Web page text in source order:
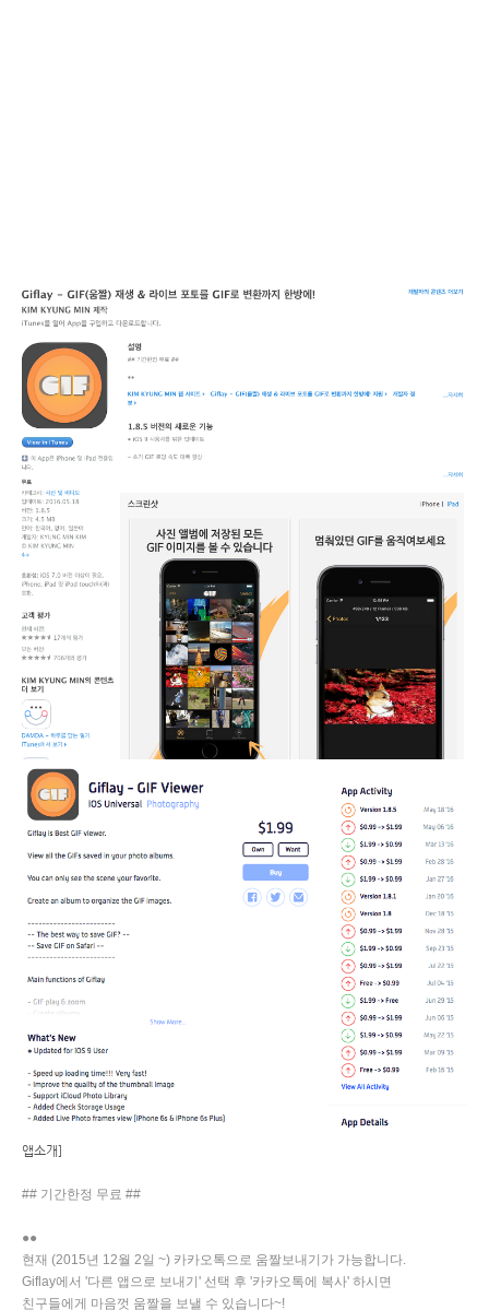
앱소개]
## 기간한정 무료 ##
●●
현재 (2015년 12월 2일 ~) 카카오톡으로 움짤보내기가 가능합니다.
Giflay에서 '다른 앱으로 보내기' 선택 후 '카카오톡에 복사' 하시면
친구들에게 마음껏 움짤을 보낼 수 있습니다~!